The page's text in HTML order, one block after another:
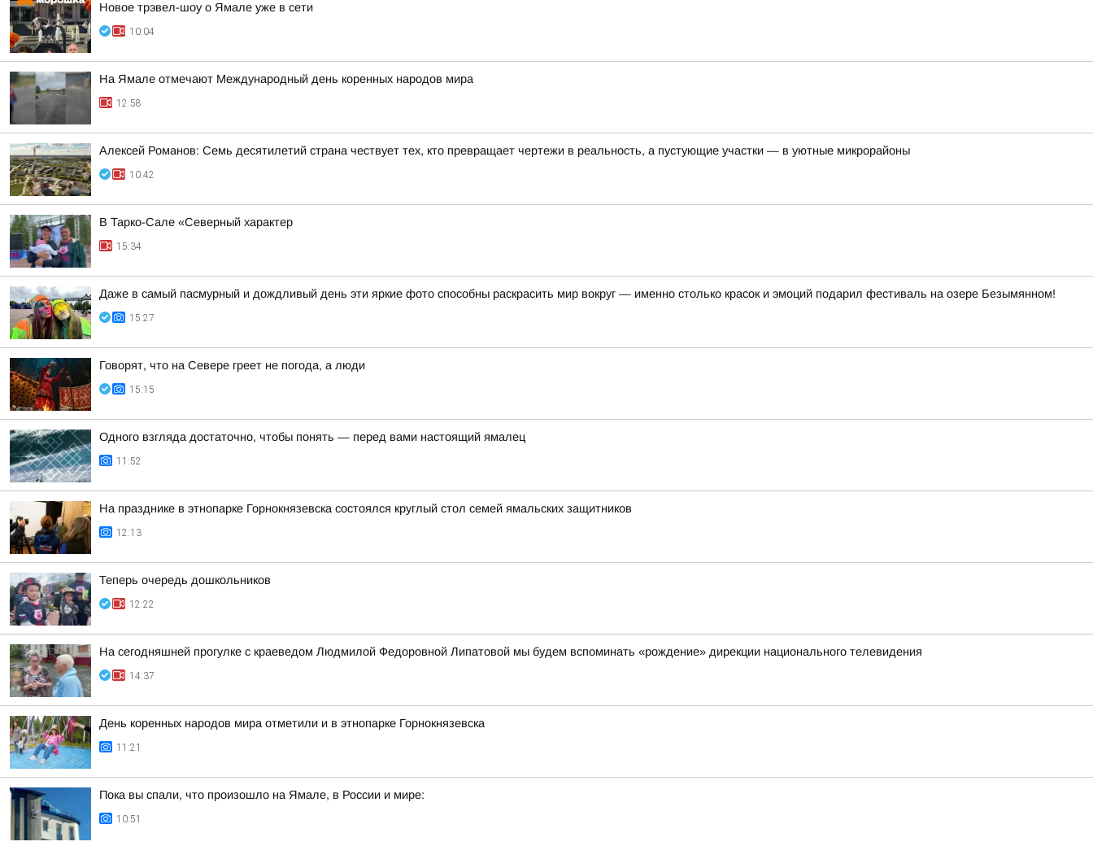
Новое трэвел-шоу о Ямале уже в сети
10:04
На Ямале отмечают Международный день коренных народов мира
12:58
Алексей Романов: Семь десятилетий страна чествует тех, кто превращает чертежи в реальность, а пустующие участки — в уютные микрорайоны
10:42
В Тарко-Сале «Северный характер
15:34
Даже в самый пасмурный и дождливый день эти яркие фото способны раскрасить мир вокруг — именно столько красок и эмоций подарил фестиваль на озере Безымянном!
15:27
Говорят, что на Севере греет не погода, а люди
15:15
Одного взгляда достаточно, чтобы понять — перед вами настоящий ямалец
11:52
На празднике в этнопарке Горнокнязевска состоялся круглый стол семей ямальских защитников
12:13
Теперь очередь дошкольников
12:22
На сегодняшней прогулке с краеведом Людмилой Федоровной Липатовой мы будем вспоминать «рождение» дирекции национального телевидения
14:37
День коренных народов мира отметили и в этнопарке Горнокнязевска
11:21
Пока вы спали, что произошло на Ямале, в России и мире:
10:51